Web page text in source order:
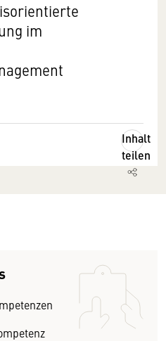
im
Inhalt
teilen